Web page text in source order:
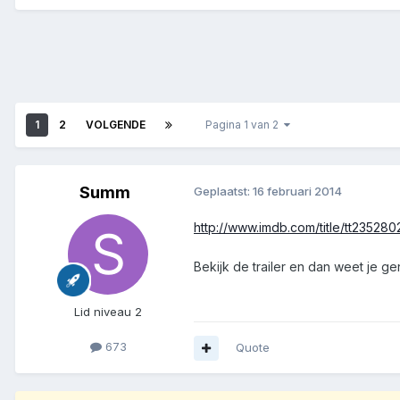
1 2 VOLGENDE Pagina 1 van 2
Summ
Lid niveau 2
673
Geplaatst: 16 februari 2014
http://www.imdb.com/title/
Bekijk de trailer en dan weet je
Quote